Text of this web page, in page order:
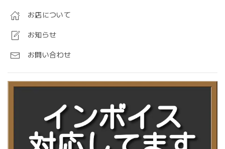
お店について
お知らせ
お問い合わせ